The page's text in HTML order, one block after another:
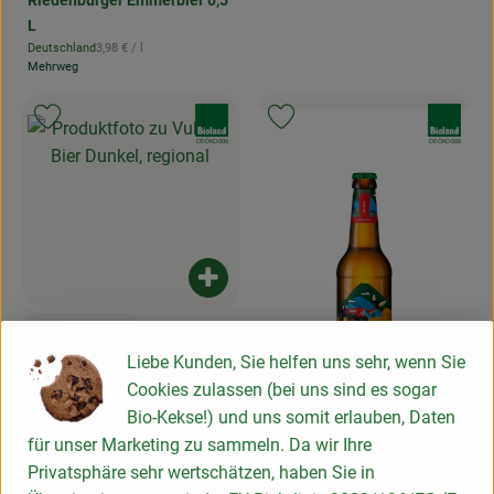
L
, Herkunft:
Deutschland, Referenzpreis:
3,98 € / l
Mehrweg
Vulkan Bier Dunkel, regional
, Herkunft:
Deutschland, Referenzpreis:
5,12 €/ l
Mehrweg
Produkt zum Warenkorb hinzufügen
, Kontrollstelle:
DE-ÖKO-006
Produkt zu Favouriten hinzufügen
, Kontrollstelle:
DE-ÖKO-006
Liebe Kunden, Sie helfen uns sehr, wenn Sie
Cookies zulassen (bei uns sind es sogar
Bio-Kekse!) und uns somit erlauben, Daten
für unser Marketing zu sammeln. Da wir Ihre
Privatsphäre sehr wertschätzen, haben Sie in